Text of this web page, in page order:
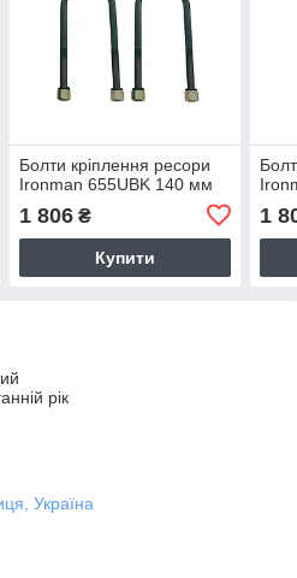
Болти кріплення ресори
Ironman 655UBK 140 мм
1 806₴
Купити
1
рік
Україна